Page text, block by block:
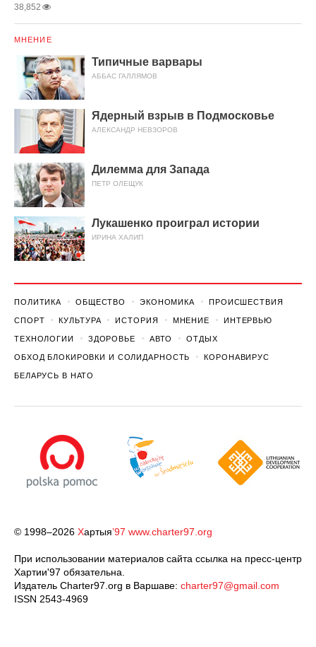
38,852
МНЕНИЕ
Типичные варвары
АББАС ГАЛЛЯМОВ
Ядерный взрыв в Подмосковье
АЛЕКСАНДР НЕВЗОРОВ
Дилемма для Запада
ПЕТР ОЛЕЩУК
Лукашенко проиграл истории
ИРИНА ХАЛИП
ПОЛИТИКА ОБЩЕСТВО ЭКОНОМИКА ПРОИСШЕСТВИЯ
СПОРТ КУЛЬТУРА ИСТОРИЯ МНЕНИЕ ИНТЕРВЬЮ
ТЕХНОЛОГИИ ЗДОРОВЬЕ АВТО ОТДЫХ
ОБХОД БЛОКИРОВКИ И СОЛИДАРНОСТЬ КОРОНАВИРУС
БЕЛАРУСЬ В НАТО
© 1998–2026 Хартыя’97 www.charter97.org
При использовании материалов сайта ссылка на пресс-центр
Хартии'97 обязательна.
Издатель Charter97.org в Варшаве: charter97@gmail.com
ISSN 2543-4969